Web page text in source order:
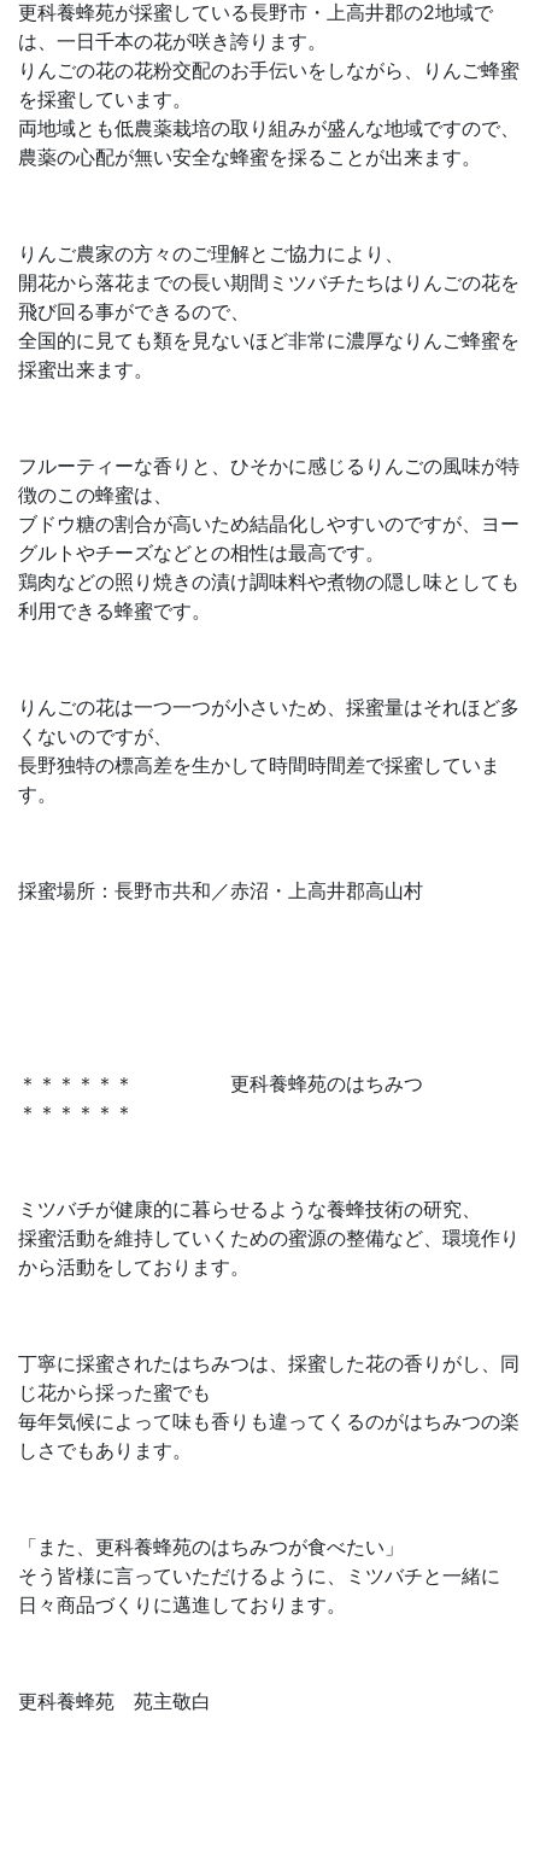
更科養蜂苑が採蜜している長野市・上高井郡の2地域で
は、一日千本の花が咲き誇ります。
りんごの花の花粉交配のお手伝いをしながら、りんご蜂蜜
を採蜜しています。
両地域とも低農薬栽培の取り組みが盛んな地域ですので、
農薬の心配が無い安全な蜂蜜を採ることが出来ます。
りんご農家の方々のご理解とご協力により、
開花から落花までの長い期間ミツバチたちはりんごの花を
飛び回る事ができるので、
全国的に見ても類を見ないほど非常に濃厚なりんご蜂蜜を
採蜜出来ます。
フルーティーな香りと、ひそかに感じるりんごの風味が特
徴のこの蜂蜜は、
ブドウ糖の割合が高いため結晶化しやすいのですが、ヨー
グルトやチーズなどとの相性は最高です。
鶏肉などの照り焼きの漬け調味料や煮物の隠し味としても
利用できる蜂蜜です。
りんごの花は一つ一つが小さいため、採蜜量はそれほど多
くないのですが、
長野独特の標高差を生かして時間時間差で採蜜していま
す。
採蜜場所：長野市共和／赤沼・上高井郡高山村
＊＊＊＊＊＊ 更科養蜂苑のはちみつ
＊＊＊＊＊＊
ミツバチが健康的に暮らせるような養蜂技術の研究、
採蜜活動を維持していくための蜜源の整備など、環境作り
から活動をしております。
丁寧に採蜜されたはちみつは、採蜜した花の香りがし、同
じ花から採った蜜でも
毎年気候によって味も香りも違ってくるのがはちみつの楽
しさでもあります。
「また、更科養蜂苑のはちみつが食べたい」
そう皆様に言っていただけるように、ミツバチと一緒に
日々商品づくりに邁進しております。
更科養蜂苑 苑主敬白